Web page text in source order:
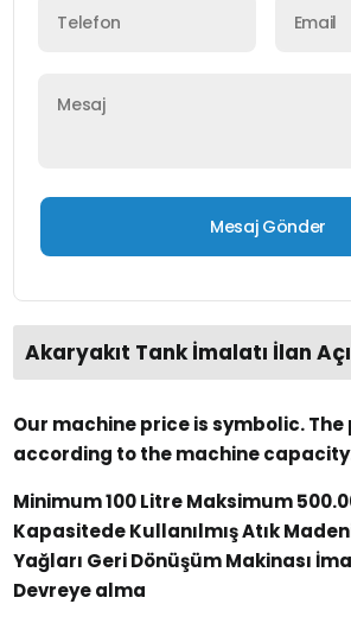
Akaryakıt Tank İmalatı İlan
Our machine price is symbolic. The
according to the machine
Minimum 100 Litre Maksimum
Kapasitede Kullanılmış Atık
Yağları Geri Dönüşüm Makinası
Devreye alma